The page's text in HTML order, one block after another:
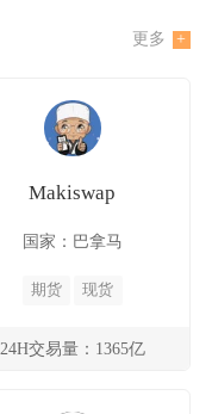
更多
Makiswap
国家：巴拿马
期货 现货
24H交易量：1365亿